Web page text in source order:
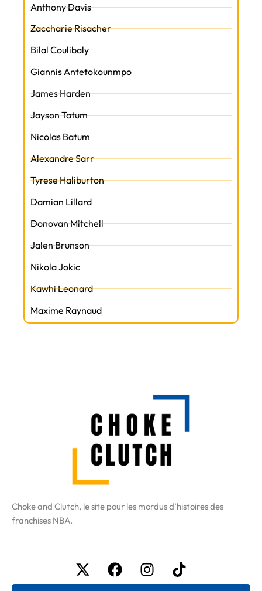
Anthony Davis
Zaccharie Risacher
Bilal Coulibaly
Giannis Antetokounmpo
James Harden
Jayson Tatum
Nicolas Batum
Alexandre Sarr
Tyrese Haliburton
Damian Lillard
Donovan Mitchell
Jalen Brunson
Nikola Jokic
Kawhi Leonard
Maxime Raynaud
Choke and Clutch, le site pour les mordus d’histoires des
franchises NBA.
X-
twitter
FacebookInstagram
Tiktok